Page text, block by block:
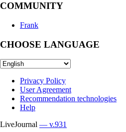
COMMUNITY
Frank
CHOOSE LANGUAGE
Privacy Policy
User Agreement
Recommendation technologies
Help
LiveJournal — v.931